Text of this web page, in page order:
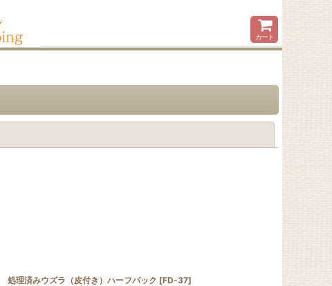
カート
処理済みウズラ（皮付き）ハーフパック [FD-37]